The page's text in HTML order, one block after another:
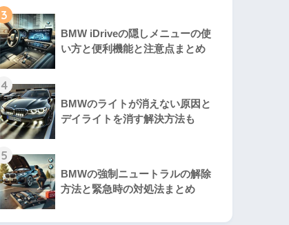
3
BMW iDriveの隠しメニューの使
い方と便利機能と注意点まとめ
4
BMWのライトが消えない原因と
デイライトを消す解決方法も
5
BMWの強制ニュートラルの解除
方法と緊急時の対処法まとめ